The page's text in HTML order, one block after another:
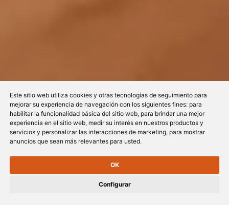
Este sitio web utiliza cookies y otras tecnologías de seguimiento para
mejorar su experiencia de navegación con los siguientes fines: para
habilitar la funcionalidad básica del sitio web, para brindar una mejor
experiencia en el sitio web, medir su interés en nuestros productos y
servicios y personalizar las interacciones de marketing, para mostrar
anuncios que sean más relevantes para usted.
OK
Configurar